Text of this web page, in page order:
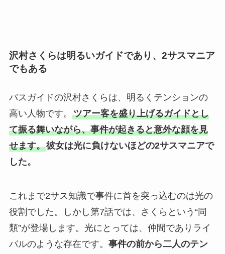
沢村さくらは明るいガイドであり、2サスマニア
でもある
バスガイドの沢村さくらは、明るくテンションの
高い人物です。 ツアー客を盛り上げるガイドとし
て振る舞いながら、事件が起きると意外な顔を見
せます。彼女は光に負けないほどの2サスマニアで
した。
これまで2サス知識で事件に首を突っ込むのは光の
役割でした。しかし第7話では、さくらという“同
類”が登場します。光にとっては、仲間でありライ
バルのような存在です。 事件の前から二人のテン